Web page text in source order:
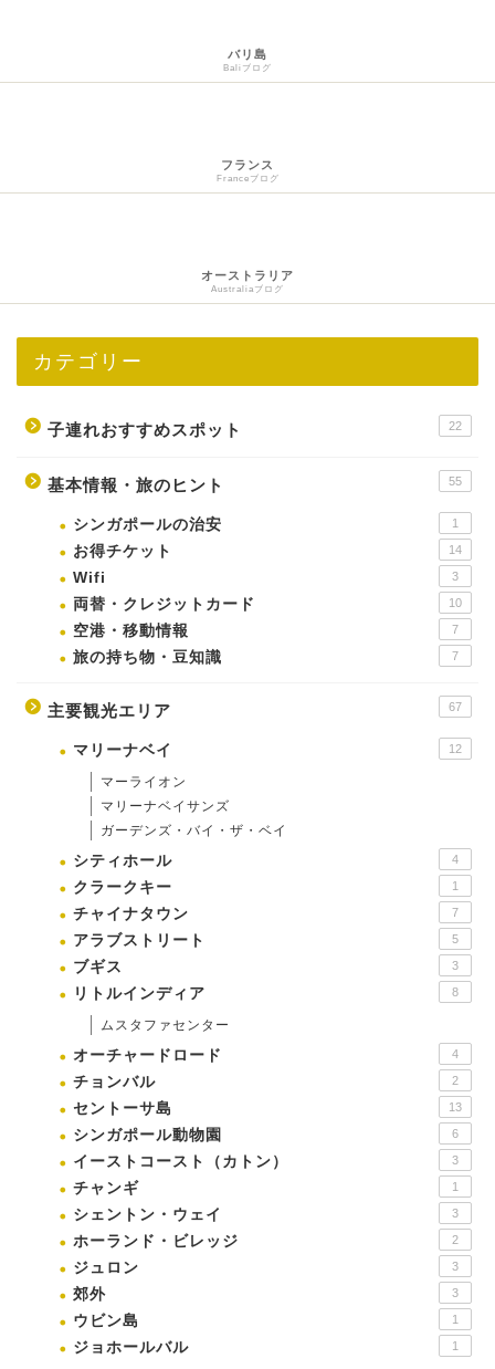
バリ島
Baliブログ
フランス
Franceブログ
オーストラリア
Australiaブログ
カテゴリー
子連れおすすめスポット 22
基本情報・旅のヒント 55
シンガポールの治安 1
お得チケット 14
Wifi 3
両替・クレジットカード 10
空港・移動情報 7
旅の持ち物・豆知識 7
主要観光エリア 67
マリーナベイ 12
マーライオン
マリーナベイサンズ
ガーデンズ・バイ・ザ・ベイ
シティホール 4
クラークキー 1
チャイナタウン 7
アラブストリート 5
ブギス 3
リトルインディア 8
ムスタファセンター
オーチャードロード 4
チョンバル 2
セントーサ島 13
シンガポール動物園 6
イーストコースト（カトン） 3
チャンギ 1
シェントン・ウェイ 3
ホーランド・ビレッジ 2
ジュロン 3
郊外 3
ウビン島 1
ジョホールバル 1